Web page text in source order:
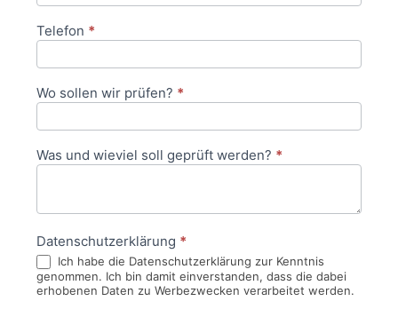
Telefon *
Wo sollen wir prüfen? *
Was und wieviel soll geprüft werden? *
Datenschutzerklärung *
Ich habe die Datenschutzerklärung zur Kenntnis
genommen. Ich bin damit einverstanden, dass die dabei
erhobenen Daten zu Werbezwecken verarbeitet werden.